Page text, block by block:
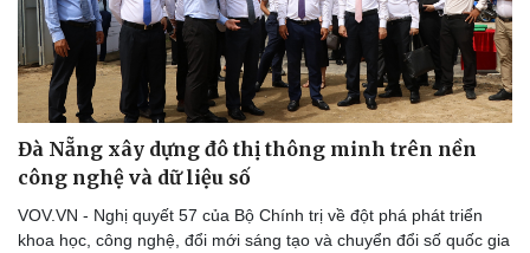
Đà Nẵng xây dựng đô thị thông minh trên nền
công nghệ và dữ liệu số
VOV.VN - Nghị quyết 57 của Bộ Chính trị về đột phá phát triển
khoa học, công nghệ, đổi mới sáng tạo và chuyển đổi số quốc gia